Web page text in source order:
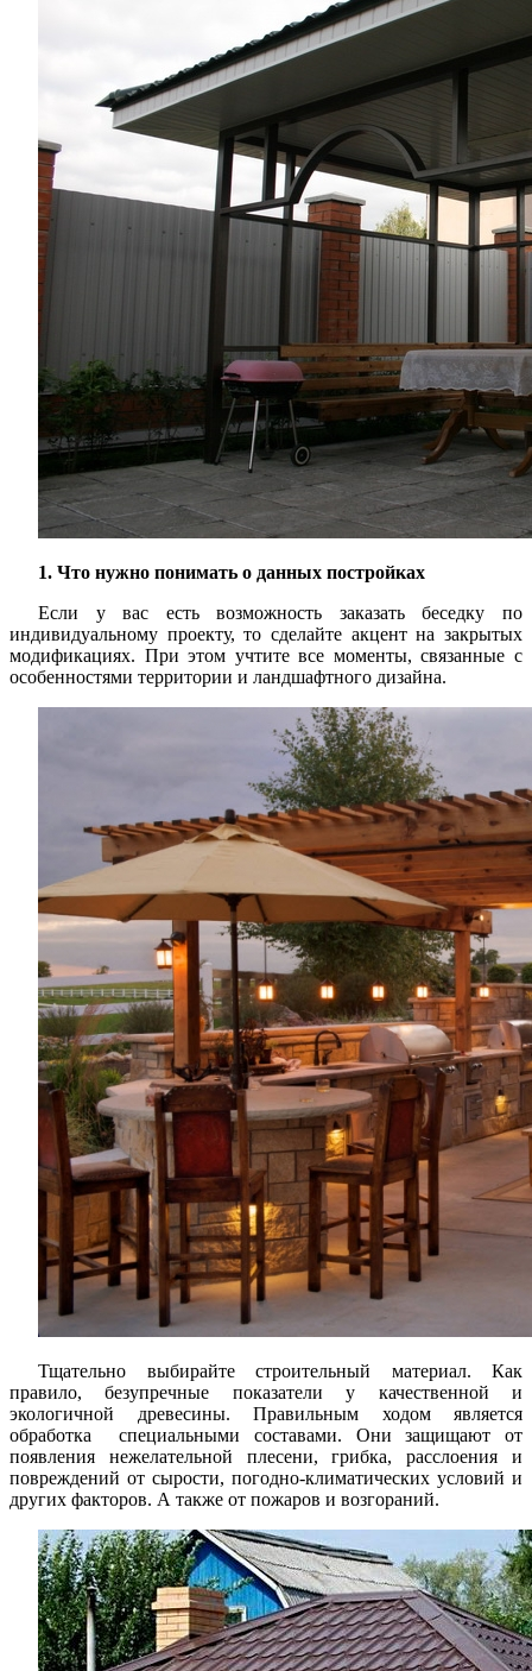
1. Что нужно понимать о данных постройках
Если у вас есть возможность заказать беседку по
индивидуальному проекту, то сделайте акцент на закрытых
модификациях. При этом учтите все моменты, связанные с
особенностями территории и ландшафтного дизайна.
Тщательно выбирайте строительный материал. Как
правило, безупречные показатели у качественной и
экологичной древесины. Правильным ходом является
обработка специальными составами. Они защищают от
появления нежелательной плесени, грибка, расслоения и
повреждений от сырости, погодно-климатических условий и
других факторов. А также от пожаров и возгораний.